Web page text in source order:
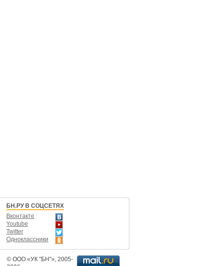
БН.РУ В СОЦСЕТЯХ
Вконтакте
Youtube
Twitter
Одноклассники
© ООО «УК "БН"» , 2005-